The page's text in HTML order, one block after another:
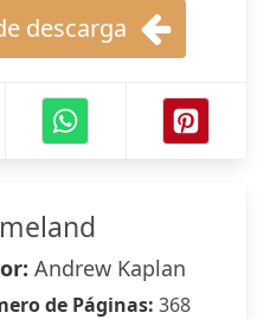
descarga
Andrew Kaplan
de Páginas: 368